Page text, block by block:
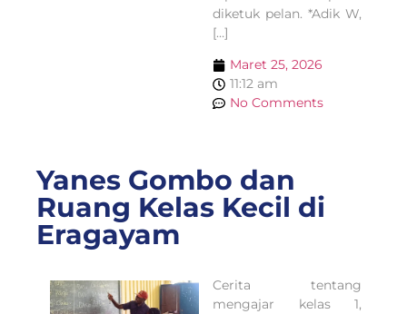
diketuk pelan. *Adik W,
[…]
Maret 25, 2026
11:12 am
No Comments
Yanes Gombo dan
Ruang Kelas Kecil di
Eragayam
Cerita tentang
mengajar kelas 1,